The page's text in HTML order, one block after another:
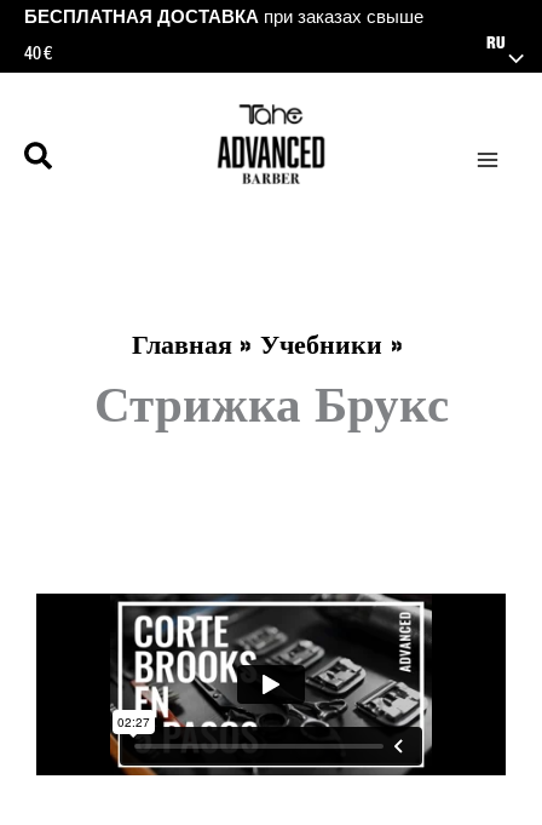
Перейти
БЕСПЛАТНАЯ ДОСТАВКА при заказах свыше
40 €
RU
Главная Учебники
Стрижка Брукс